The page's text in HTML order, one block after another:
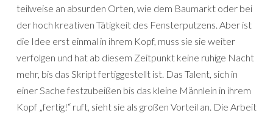
teilweise an absurden Orten, wie dem Baumarkt oder bei
der hoch kreativen Tätigkeit des Fensterputzens. Aber ist
die Idee erst einmal in ihrem Kopf, muss sie sie weiter
verfolgen und hat ab diesem Zeitpunkt keine ruhige Nacht
mehr, bis das Skript fertiggestellt ist. Das Talent, sich in
einer Sache festzubeißen bis das kleine Männlein in ihrem
Kopf „fertig!“ ruft, sieht sie als großen Vorteil an. Die Arbeit